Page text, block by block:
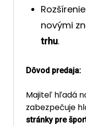
novými
trhu.
Dôvod predaja:
Majiteľ hľadá
zabezpečuje
stránky pre